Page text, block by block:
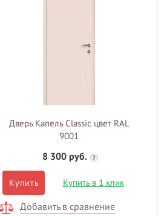
Дверь Капель Classic цвет RAL
9001
8 300 руб.
?
Купить Купить в 1 клик
Добавить в сравнение